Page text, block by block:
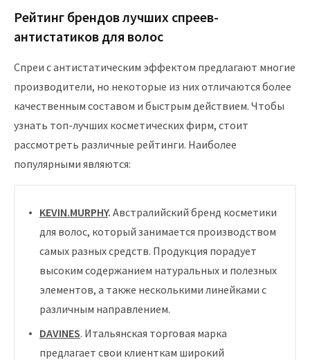
Рейтинг брендов лучших спреев-
антистатиков для волос
Спреи с антистатическим эффектом предлагают многие
производители, но некоторые из них отличаются более
качественным составом и быстрым действием. Чтобы
узнать топ-лучших косметических фирм, стоит
рассмотреть различные рейтинги. Наиболее
популярными являются:
KEVIN.MURPHY. Австралийский бренд косметики
для волос, который занимается производством
самых разных средств. Продукция порадует
высоким содержанием натуральных и полезных
элементов, а также несколькими линейками с
различным направлением.
DAVINES. Итальянская торговая марка
предлагает свои клиенткам широкий